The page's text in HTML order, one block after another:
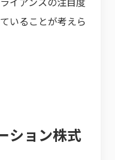
いることが考えら
ション株式